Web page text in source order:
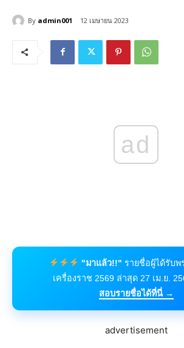
By admin001 12 เมษายน 2023
ad
"มาแล้ว!!" รายชื่อผู้ได้รับพ
เครื่องราช 2569 ล่าสุด 27 เม.ย.
สอบรายชื่อได้ที่นี่ →
advertisement